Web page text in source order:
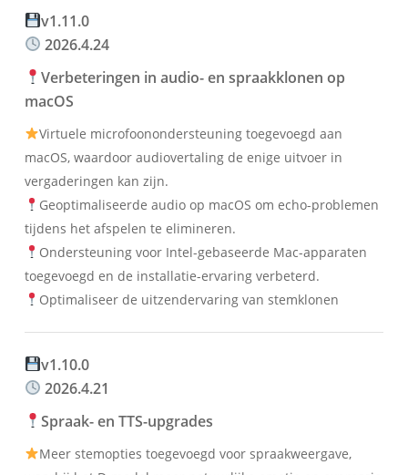
v1.11.0
2026.4.24
Verbeteringen in audio- en spraakklonen op
macOS
Virtuele microfoonondersteuning toegevoegd aan
macOS, waardoor audiovertaling de enige uitvoer in
vergaderingen kan zijn.
Geoptimaliseerde audio op macOS om echo-problemen
tijdens het afspelen te elimineren.
Ondersteuning voor Intel-gebaseerde Mac-apparaten
toegevoegd en de installatie-ervaring verbeterd.
Optimaliseer de uitzendervaring van stemklonen
v1.10.0
2026.4.21
Spraak- en TTS-upgrades
Meer stemopties toegevoegd voor spraakweergave,